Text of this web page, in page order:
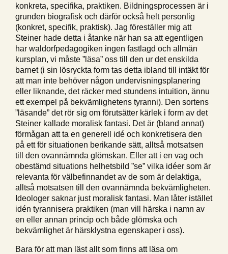
konkreta, specifika, praktiken. Bildningsprocessen är i
grunden biografisk och därför också helt personlig
(konkret, specifik, praktisk). Jag föreställer mig att
Steiner hade detta i åtanke när han sa att egentligen
har waldorfpedagogiken ingen fastlagd och allmän
kursplan, vi måste ”läsa” oss till den ur det enskilda
barnet (i sin lösryckta form tas detta ibland till intäkt för
att man inte behöver någon undervisningsplanering
eller liknande, det räcker med stundens intuition, ännu
ett exempel på bekvämlighetens tyranni). Den sortens
”läsande” det rör sig om förutsätter kärlek i form av det
Steiner kallade moralisk fantasi. Det är (bland annat)
förmågan att ta en generell idé och konkretisera den
på ett för situationen berikande sätt, alltså motsatsen
till den ovannämnda glömskan. Eller att i en vag och
obestämd situations helhetsbild ”se” vilka idéer som är
relevanta för välbefinnandet av de som är delaktiga,
alltså motsatsen till den ovannämnda bekvämligheten.
Ideologer saknar just moralisk fantasi. Man låter istället
idén tyrannisera praktiken (man vill härska i namn av
en eller annan princip och både glömska och
bekvämlighet är härsklystna egenskaper i oss).
Bara för att man läst allt som finns att läsa om